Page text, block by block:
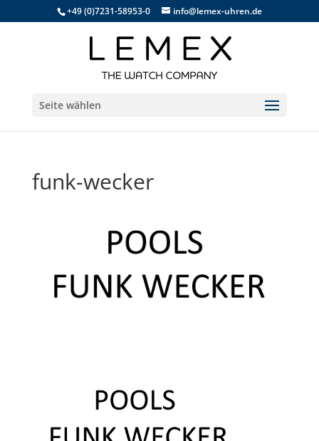
+49 (0)7231-58953-0 info@lemex-uhren.de
Seite wählen
funk-wecker